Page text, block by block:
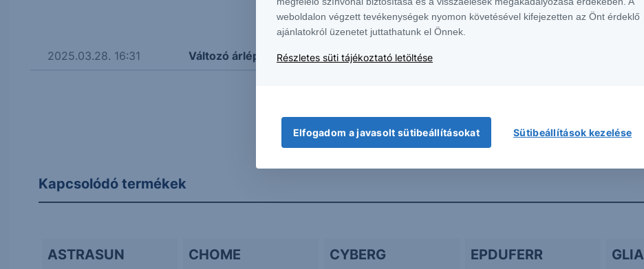
Erste elemzések Piaci hírek
2025.03.28. 16:31 Változó árlépésközök a budapesti, bécsi és frankfurti tőzsdén
Kapcsolódó termékek
ASTRASUN CHOME CYBERG EPDUFERR GLIA
weboldalon végzett tevékenységek nyomon követésével kifejezetten az Önt érdeklő
ajánlatokról üzenetet juttathatunk el Önnek.
Részletes süti tájékoztató letöltése
Elfogadom a javasolt sütibeállításokat Sütibeállítások kezelése